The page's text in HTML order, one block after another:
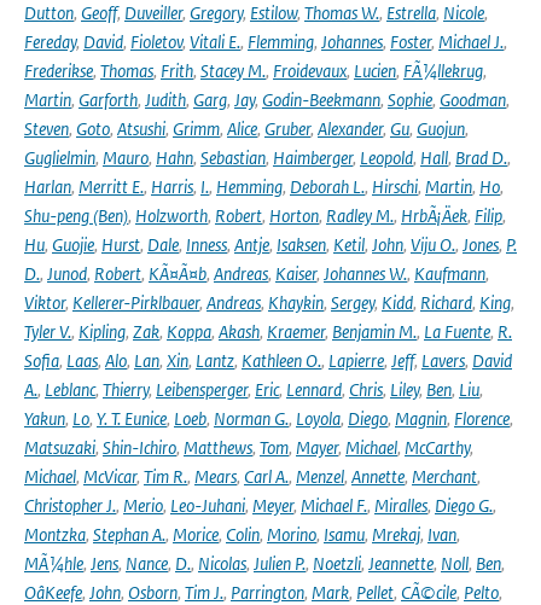
Dutton, Geoff, Duveiller, Gregory, Estilow, Thomas W., Estrella, Nicole,
Fereday, David, Fioletov, Vitali E., Flemming, Johannes, Foster, Michael J.,
Frederikse, Thomas, Frith, Stacey M., Froidevaux, Lucien, FÃ¼llekrug,
Martin, Garforth, Judith, Garg, Jay, Godin-Beekmann, Sophie, Goodman,
Steven, Goto, Atsushi, Grimm, Alice, Gruber, Alexander, Gu, Guojun,
Guglielmin, Mauro, Hahn, Sebastian, Haimberger, Leopold, Hall, Brad D.,
Harlan, Merritt E., Harris, I., Hemming, Deborah L., Hirschi, Martin, Ho,
Shu-peng (Ben), Holzworth, Robert, Horton, Radley M., HrbÃ¡Äek, Filip,
Hu, Guojie, Hurst, Dale, Inness, Antje, Isaksen, Ketil, John, Viju O., Jones, P.
D., Junod, Robert, KÃ¤Ã¤b, Andreas, Kaiser, Johannes W., Kaufmann,
Viktor, Kellerer-Pirklbauer, Andreas, Khaykin, Sergey, Kidd, Richard, King,
Tyler V., Kipling, Zak, Koppa, Akash, Kraemer, Benjamin M., La Fuente, R.
Sofia, Laas, Alo, Lan, Xin, Lantz, Kathleen O., Lapierre, Jeff, Lavers, David
A., Leblanc, Thierry, Leibensperger, Eric, Lennard, Chris, Liley, Ben, Liu,
Yakun, Lo, Y. T. Eunice, Loeb, Norman G., Loyola, Diego, Magnin, Florence,
Matsuzaki, Shin-Ichiro, Matthews, Tom, Mayer, Michael, McCarthy,
Michael, McVicar, Tim R., Mears, Carl A., Menzel, Annette, Merchant,
Christopher J., Merio, Leo-Juhani, Meyer, Michael F., Miralles, Diego G.,
Montzka, Stephan A., Morice, Colin, Morino, Isamu, Mrekaj, Ivan,
MÃ¼hle, Jens, Nance, D., Nicolas, Julien P., Noetzli, Jeannette, Noll, Ben,
OâKeefe, John, Osborn, Tim J., Parrington, Mark, Pellet, CÃ©cile, Pelto,